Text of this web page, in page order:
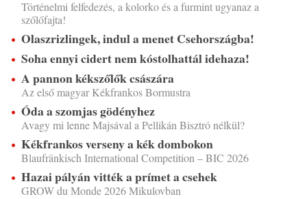
Történelmi felfedezés, a kolorko és a furmint ugyanaz a
szőlőfajta!
Olaszrizlingek, indul a menet Csehországba!
Soha ennyi cidert nem kóstolhattál idehaza!
A pannon kékszőlők császára
Az első magyar Kékfrankos Bormustra
Óda a szomjas gödényhez
Avagy mi lenne Majsával a Pellikán Bisztró nélkül?
Kékfrankos verseny a kék dombokon
Blaufränkisch International Competition – BIC 2026
Hazai pályán vitték a prímet a csehek
GROW du Monde 2026 Mikulovban